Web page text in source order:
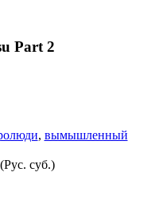
Part 2
, вымышленный
суб.)